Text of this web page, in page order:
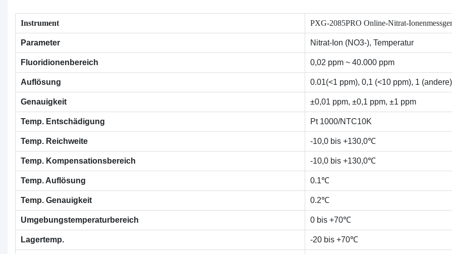
Instrument PXG-2085PRO Online-Nitrat-
Parameter Nitrat-Ion (NO3-), Temperatur
Fluoridionenbereich 0,02 ppm ~ 40.000 ppm
Auflösung 0.01(<1 ppm), 0,1 (<10 ppm), 1 (andere)
Genauigkeit ±0,01 ppm, ±0,1 ppm, ±1 ppm
Temp. Entschädigung Pt 1000/NTC10K
Temp. Reichweite -10,0 bis +130,0℃
Temp. Kompensationsbereich -10,0 bis +130,0℃
Temp. Auflösung 0.1℃
Temp. Genauigkeit 0.2℃
Umgebungstemperaturbereich 0 bis +70℃
Lagertemp. -20 bis +70℃